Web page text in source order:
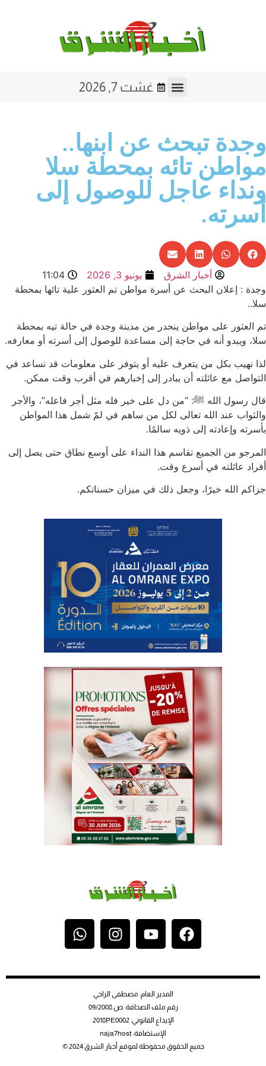
غشت 7, 2026
تبحث عن ابنها..
تائه بمحطة سلا
عاجل للوصول إلى
أخبار الشرق يونيو 3, 2026
11:04
: إعلان البحث عن أسرة مواطن تم العثور علية تائها بمحطة
العثور على مواطن ينحدر من مدينة وجدة في حالة تيه بمحطة
ويبدو أنه في حاجة إلى مساعدة للوصول إلى أسرته أو معارفه.
نهيب بكل من يتعرف عليه أو يتوفر على معلومات قد تساعد في
مع عائلته أن يبادر إلى إخبارهم في أقرب وقت ممكن.
رسول الله ﷺ: “من دل على خير فله مثل أجر فاعله”، والأجر
عند الله تعالى لكل من ساهم في لمّ شمل هذا المواطن
وإعادته إلى ذويه سالمًا.
من الجميع تقاسم هذا النداء على أوسع نطاق حتى يصل إلى
عائلته في أسرع وقت.
الله خيرًا، وجعل ذلك في ميزان حسناتكم.
المدير العام: مصطفى الراجي
رقم ملف الصحافة: ص 09/2008
الإيداع القانوني: 2018PE0002
الإستضافة: naja7host
جميع الحقوق محفوظة لموقع أخبار الشرق 2024 ©